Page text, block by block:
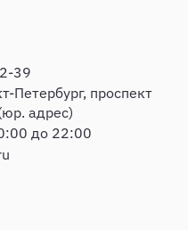
39
Петербург, проспект
адрес)
до 22:00